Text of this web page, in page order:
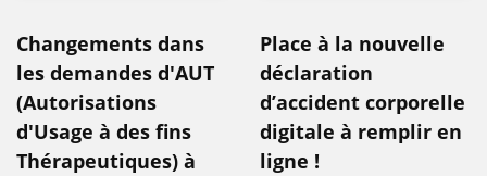
Changements dans
les demandes d'AUT
(Autorisations
d'Usage à des fins
Thérapeutiques) à
Place à la nouvelle
déclaration
d’accident corporelle
digitale à remplir en
ligne !